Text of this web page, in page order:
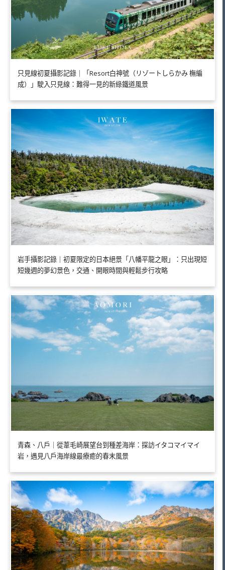
只見線初夏攝影記錄｜「Resort白神號（リゾートしらかみ 橅編
成）」駛入只見線：難得一見的新綠鐵道風景
岩手攝影記錄｜初夏限定的日本絕景「八幡平龍之眼」：只出現短
短幾週的夢幻景色，交通、開眼時間與輕鬆步行攻略
青森、八戶｜從葦毛崎展望台到種差海岸：探訪イタコマイマイ
岩，遇見八戶海岸線最療癒的春末風景